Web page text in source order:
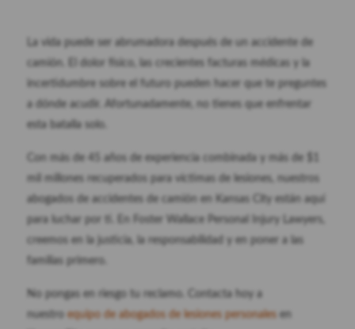
La vida puede ser abrumadora después de un accidente de
camión. El dolor físico, las crecientes facturas médicas y la
incertidumbre sobre el futuro pueden hacer que te preguntes
a dónde acudir. Afortunadamente, no tienes que enfrentar
esta batalla solo.
Con más de 45 años de experiencia combinada y más de $1
mil millones recuperados para víctimas de lesiones, nuestros
abogados de accidentes de camión en Kansas City están aquí
para luchar por ti. En Foster Wallace Personal Injury Lawyers,
creemos en la justicia, la responsabilidad y en poner a las
familias primero.
No pongas en riesgo tu reclamo. Contacta hoy a
nuestro equipo de abogados de lesiones personales